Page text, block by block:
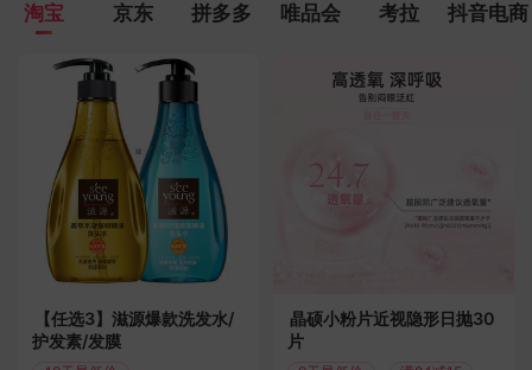
淘宝 京东 拼多多 唯品会 考拉 抖音电商
【任选3】滋源爆款洗发水/
护发素/发膜
晶硕小粉片近视隐形日抛30
片